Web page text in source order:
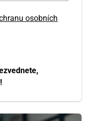
osobních
PÁ SO
7 8 9